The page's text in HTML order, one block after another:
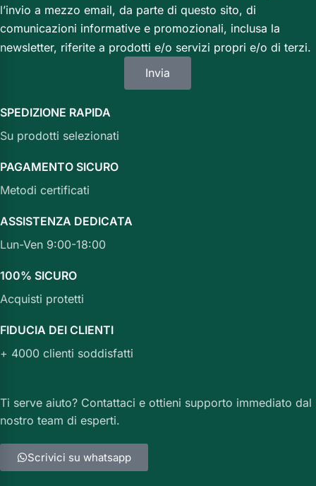
l’invio a mezzo email, da parte di questo sito, di
comunicazioni informative e promozionali, inclusa la
newsletter, riferite a prodotti e/o servizi propri e/o di terzi.
Invia
SPEDIZIONE RAPIDA
Su prodotti selezionati
PAGAMENTO SICURO
Metodi certificati
ASSISTENZA DEDICATA
Lun-Ven 9:00-18:00
100% SICURO
Acquisti protetti
FIDUCIA DEI CLIENTI
+ 4000 clienti soddisfatti
Ti serve aiuto? Contattaci e ottieni supporto immediato dal
nostro team di esperti.
Scrivici su whatsapp